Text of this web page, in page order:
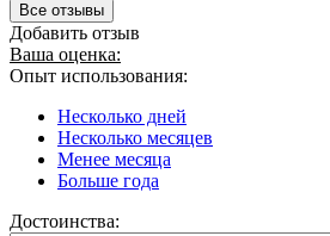
Все отзывы
Добавить отзыв
Ваша оценка:
Опыт использования:
Несколько дней
Несколько месяцев
Менее месяца
Больше года
Достоинства: